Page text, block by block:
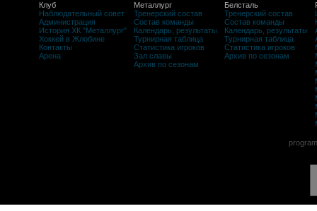
Клуб
Наблюдательный совет
Администрация
История ХК "Металлург"
Хоккей в Жлобине
Контакты
Арена
Металлург
Тренерский состав
Состав команды
Календарь, результаты
Турнирная таблица
Статистика игроков
Зал славы
Архив по сезонам
Белсталь
Тренерский состав
Состав команды
Календарь, результаты
Турнирная таблица
Статистика игроков
Архив по сезонам